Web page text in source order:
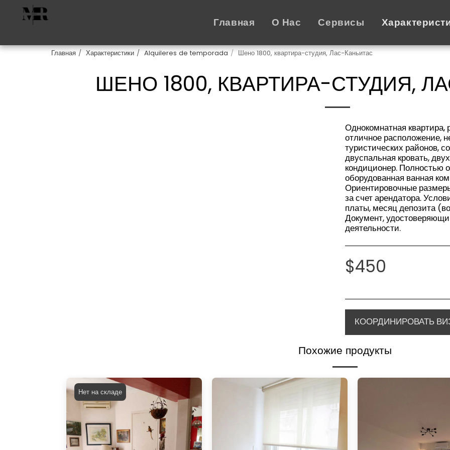
Главная О Нас Сервисы
Главная Характеристики Alquileres de temporada Шено 1800, квартира-студия, Лас-Каньитас
ШЕНО 1800, КВАРТИРА-СТУДИЯ,
Однокомнатная
отличное расположение,
туристических районов,
двуспальная кровать,
кондиционер. Полностью
оборудованная ванная
Ориентировочные
за счет арендатора.
платы, месяц депозита
Документ,
деятельности.
$450
КООРДИНИРОВАТЬ
Похожие продукты
Нет на складе